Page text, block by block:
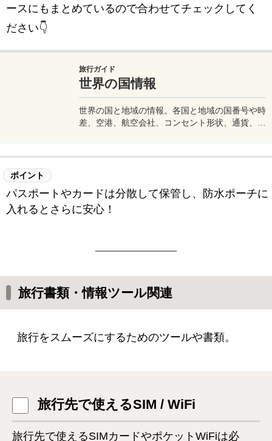
ースにもまとめているので合わせてチェックしてく
ださい👇
旅行ガイド
世界の国情報
世界の国と地域の情報。各国と地域の国番号や時
差、空港、航空会社、コンセント形状、通貨、水
ぞ。
ポイント
パスポートやカードは分散して保管し、防水ポーチに
入れるとさらに安心！
旅行書類・情報ツール関連
旅行をスムーズにするためのツールや書類。
旅行先で使えるSIM / WiFi
旅行先で使えるSIMカードやポケットWiFiは必